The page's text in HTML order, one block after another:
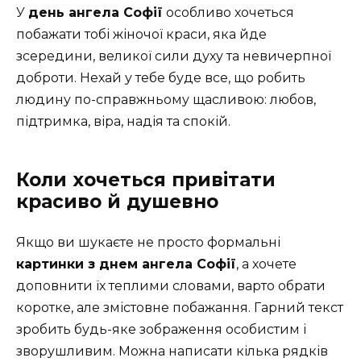
У день ангела Софії особливо хочеться
побажати тобі жіночої краси, яка йде
зсередини, великої сили духу та невичерпної
доброти. Нехай у тебе буде все, що робить
людину по-справжньому щасливою: любов,
підтримка, віра, надія та спокій.
Коли хочеться привітати
красиво й душевно
Якщо ви шукаєте не просто формальні
картинки з днем ангела Софії, а хочете
доповнити їх теплими словами, варто обрати
коротке, але змістовне побажання. Гарний текст
зробить будь-яке зображення особистим і
зворушливим. Можна написати кілька рядків